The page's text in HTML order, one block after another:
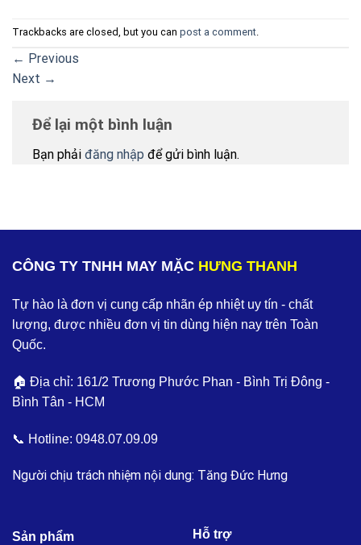
Trackbacks are closed, but you can post a comment.
← Previous
Next →
Để lại một bình luận
Bạn phải đăng nhập để gửi bình luận.
CÔNG TY TNHH MAY MẶC HƯNG THANH
Tự hào là đơn vị cung cấp nhãn ép nhiệt uy tín - chất
lượng, được nhiều đơn vị tin dùng hiện nay trên Toàn
Quốc.
🏠 Địa chỉ: 161/2 Trương Phước Phan - Bình Trị Đông -
Bình Tân - HCM
📞 Hotline: 0948.07.09.09
Người chịu trách nhiệm nội dung: Tăng Đức Hưng
Sản phẩm Hỗ trợ